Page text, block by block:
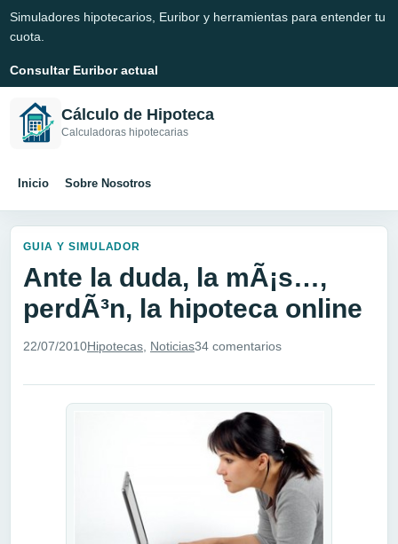
Simuladores hipotecarios, Euribor y herramientas para entender tu
cuota.
Consultar Euribor actual
Cálculo de Hipoteca
Calculadoras hipotecarias
Inicio Sobre Nosotros
GUIA Y SIMULADOR
Ante la duda, la mÃ¡s…,
perdÃ³n, la hipoteca online
22/07/2010Hipotecas Noticias34 comentarios